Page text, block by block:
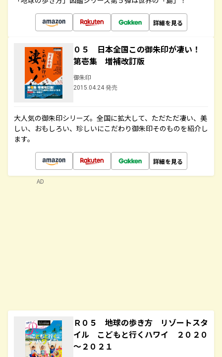
詳細を見る
０５ 日本全国この御朱印が凄い！
第壱集 増補改訂版
御朱印
2015.04.24 発売
大人気の御朱印シリーズ。全国に拡大して、ただただ凄い、美
しい、おもしろい、珍しいにこだわり御朱印そのものを紹介し
ます。
詳細を見る
Ｒ０５ 地球の歩き方 リゾートスタ
イル こどもと行くハワイ ２０２０
～２０２１
AD